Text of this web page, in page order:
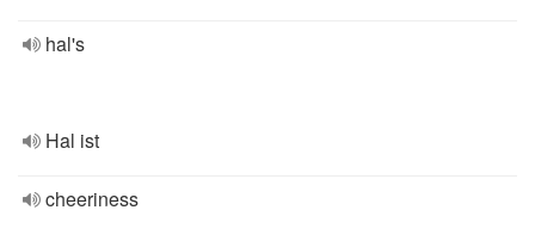
hal's
Hal ist
cheeriness